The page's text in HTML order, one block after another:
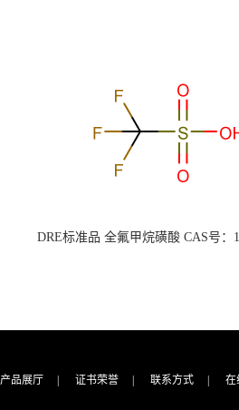
DRE标准品 全氟甲烷磺酸 CAS号：
产品展厅 | 证书荣誉 | 联系方式 | 在